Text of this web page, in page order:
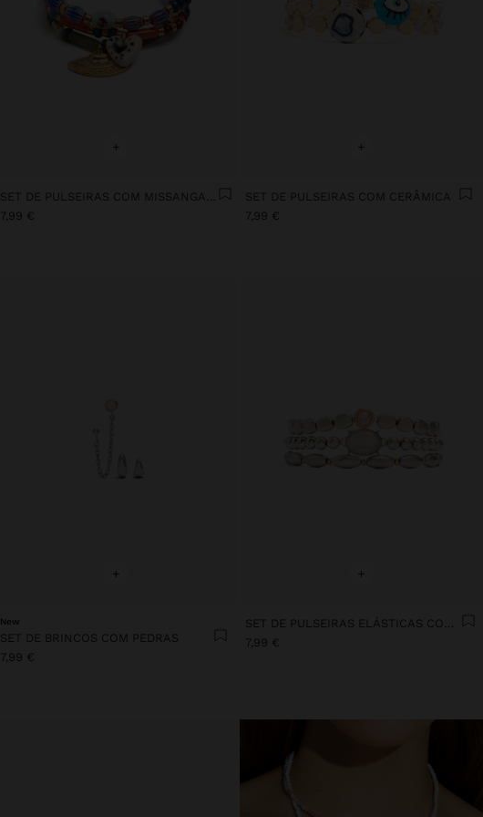
+
SET DE PULSEIRAS COM MISSANGAS E PENDENTES
7,99 €
+
SET DE PULSEIRAS COM CERÂMICA
7,99 €
+
New
SET DE BRINCOS COM PEDRAS
7,99 €
+
7,99 €